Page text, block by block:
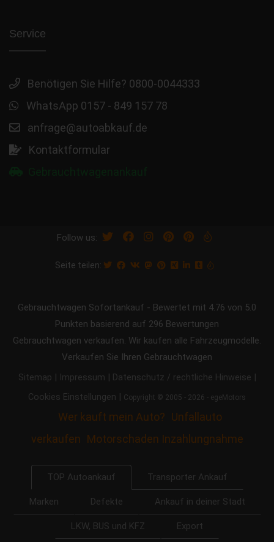
Service
Benötigen Sie Hilfe? 0800-0044333
WhatsApp 0157 - 849 157 78
anfrage@autoabkauf.de
Kontaktformular
Follow us:
Seite teilen:
Gebrauchtwagen Sofortankauf - Bewertet mit 4.76 von 5.0
Punkten basierend auf 296 Bewertungen
Gebrauchtwagen verkaufen. Wir kaufen alle Fahrzeugmodelle.
Verkaufen Sie Ihren Gebrauchtwagen
Sitemap | Impressum | Datenschutz / rechtliche Hinweise |
Cookies Einstellungen | Copyright © 2005 - 2026 - egeMotors
Wer kauft mein Auto? Unfallauto
verkaufen
Motorschaden Inzahlungnahme
TOP Autoankauf Transporter Ankauf
Marken Defekte Ankauf in deiner Stadt
LKW, BUS und KFZ Export